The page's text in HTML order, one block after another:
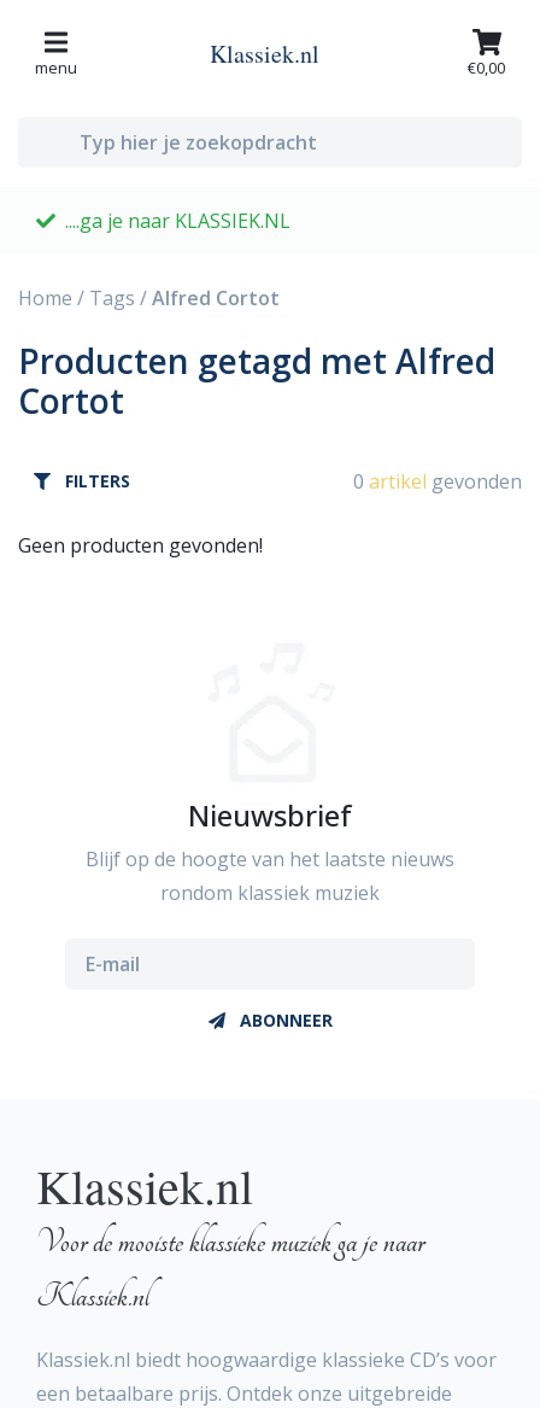
menu Klassiek.nl €0,00
....ga je naar KLASSIEK.NL
Home / Tags /Alfred Cortot
Producten getagd met Alfred
Cortot
FILTERS 0 artikel gevonden
Geen producten gevonden!
Nieuwsbrief
Blijf op de hoogte van het laatste nieuws
rondom klassiek muziek
ABONNEER
Klassiek.nl
Voor de mooiste klassieke muziek ga je naar
Klassiek.nl
Klassiek.nl biedt hoogwaardige klassieke CD’s voor
een betaalbare prijs. Ontdek onze uitgebreide